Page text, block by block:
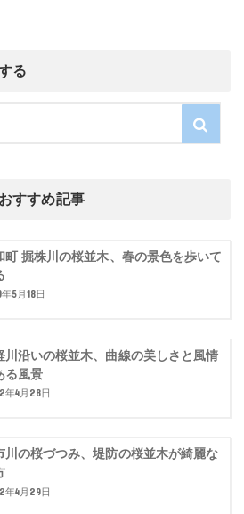
る
すすめ記事
町 掘株川の桜並木、春の景色を歩いて
5月18日
川沿いの桜並木、曲線の美しさと風情
る風景
年4月28日
川の桜づつみ、堤防の桜並木が綺麗な
年4月29日